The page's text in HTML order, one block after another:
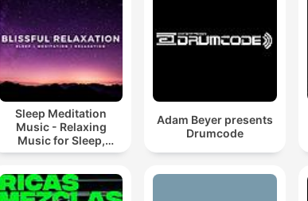
Sleep Meditation
Music - Relaxing
Music for Sleep,
Meditation &
Adam Beyer presents
Drumcode